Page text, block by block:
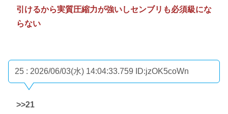
引けるから実質圧縮力が強いしセンブリも必須級にな
らない
25 : 2026/06/03(水) 14:04:33.759 ID:jzOK5coWn
>>21